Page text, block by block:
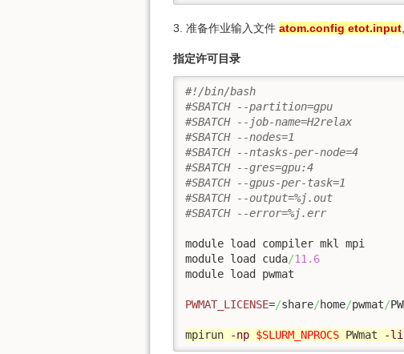
3. 准备作业输入文件 atom.config etot.input
指定许可目录
#!/bin/bash
#SBATCH --partition=gpu
#SBATCH --job-name=H2relax
#SBATCH --nodes=1
#SBATCH --ntasks-per-node=4
#SBATCH --gres=gpu:4
#SBATCH --gpus-per-task=1
#SBATCH --output=%j.out
#SBATCH --error=%j.err
module load compiler mkl mpi
module load cuda/11.6
module load pwmat
PWMAT_LICENSE=/share/home/pwmat/
mpirun -np $SLURM_NPROCS PWmat -